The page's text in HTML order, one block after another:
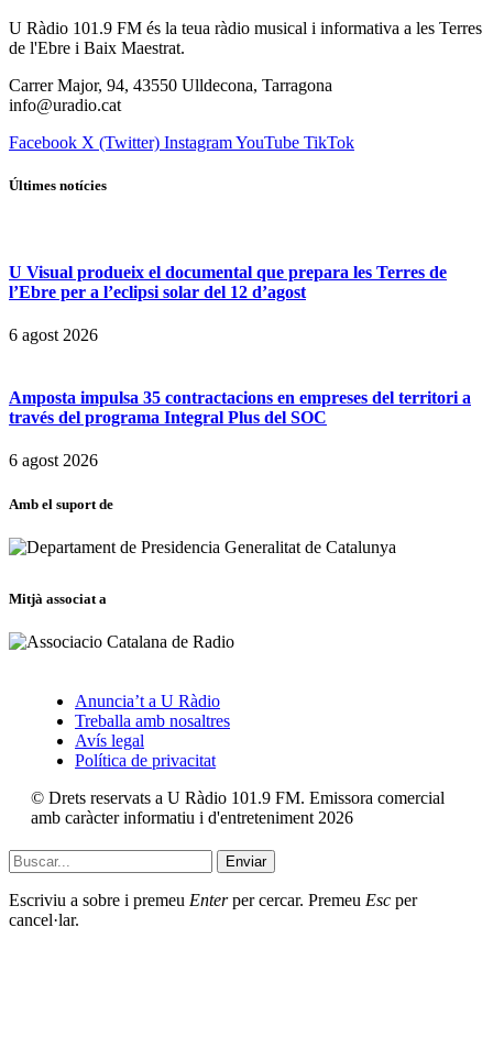
U Ràdio 101.9 FM és la teua ràdio musical i informativa a les Terres
de l'Ebre i Baix Maestrat.
Carrer Major, 94, 43550 Ulldecona, Tarragona
info@uradio.cat
Facebook X (Twitter) InstagramYouTube TikTok
Últimes notícies
U Visual produeix el documental que prepara les Terres de
l’Ebre per a l’eclipsi solar del 12 d’agost
6 agost 2026
Amposta impulsa 35 contractacions en empreses del territori a
través del programa Integral Plus del SOC
6 agost 2026
Amb el suport de
Mitjà associat a
Anuncia’t a U Ràdio
Treballa amb nosaltres
Avís legal
Política de privacitat
© Drets reservats a U Ràdio 101.9 FM. Emissora comercial
amb caràcter informatiu i d'entreteniment 2026
Enviar
Escriviu a sobre i premeu Enterper cercar. Premeu Esc per
cancel·lar.